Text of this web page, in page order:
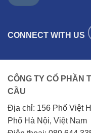
CONNECT WITH US
CÔNG TY CỔ PHẦN
CẦU
Địa chỉ: 156 Phố Việt
Phố Hà Nội, Việt Nam